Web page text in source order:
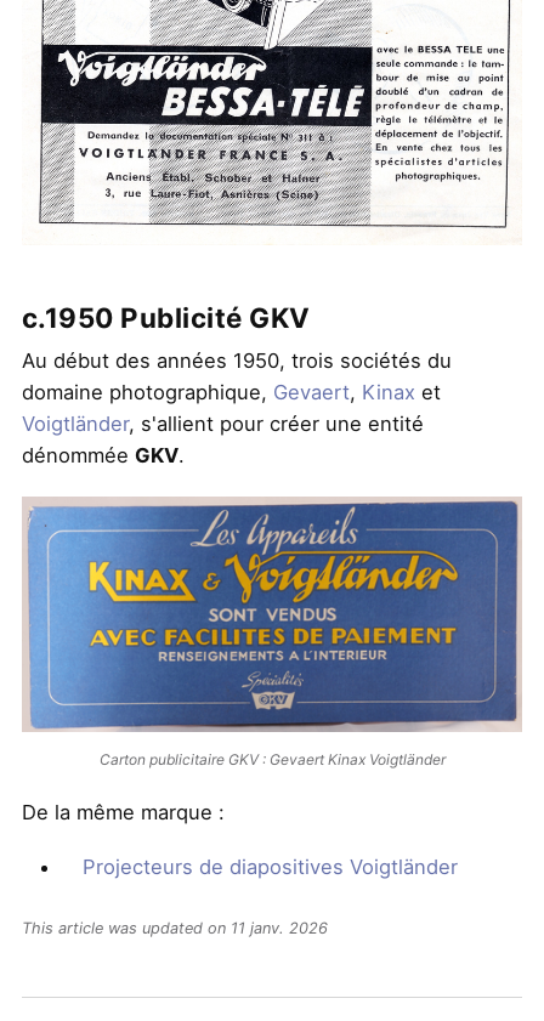
c.1950 Publicité GKV
Au début des années 1950, trois sociétés du
domaine photographique, Gevaert, Kinax et
Voigtländer, s'allient pour créer une entité
dénommée GKV.
Carton publicitaire GKV : Gevaert Kinax Voigtländer
De la même marque :
Projecteurs de diapositives Voigtländer
This article was updated on 11 janv. 2026